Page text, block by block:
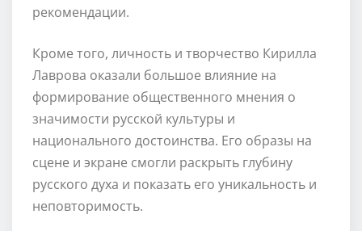
рекомендации.
Кроме того, личность и творчество Кирилла
Лаврова оказали большое влияние на
формирование общественного мнения о
значимости русской культуры и
национального достоинства. Его образы на
сцене и экране смогли раскрыть глубину
русского духа и показать его уникальность и
неповторимость.